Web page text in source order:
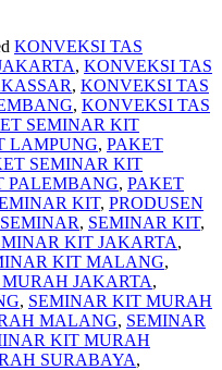
KONVEKSI TAS
, KONVEKSI TAS
, KONVEKSI TAS
, KONVEKSI TAS
SEMINAR KIT
LAMPUNG, PAKET
SEMINAR KIT
PALEMBANG, PAKET
KIT, PRODUSEN
, SEMINAR KIT,
KIT JAKARTA,
KIT MALANG,
JAKARTA,
, SEMINAR KIT MURAH
MALANG, SEMINAR
KIT MURAH
SURABAYA,